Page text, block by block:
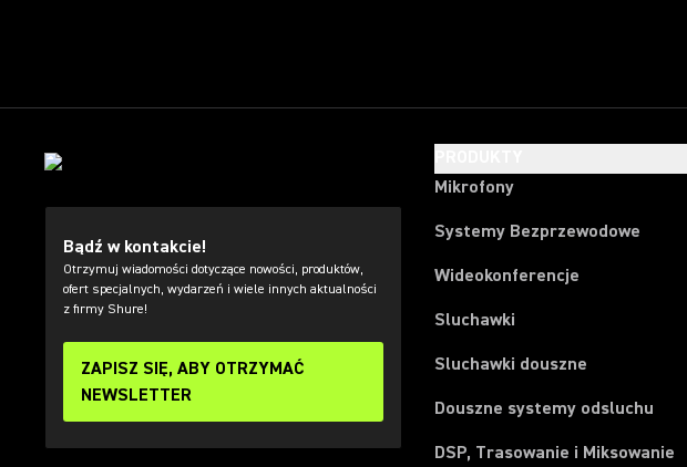
Bądź w kontakcie!
Otrzymuj wiadomości dotyczące nowości, produktów,
ofert specjalnych, wydarzeń i wiele innych aktualności
z firmy Shure!
ZAPISZ SIĘ, ABY OTRZYMAĆ
NEWSLETTER
Mikrofony
Systemy Bezprzewodowe
Wideokonferencje
Sluchawki
Sluchawki douszne
Douszne systemy odsluchu
DSP, Trasowanie i Miksowanie